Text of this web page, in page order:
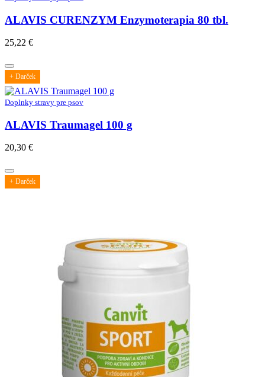
ALAVIS CURENZYM Enzymoterapia 80 tbl.
25,22 €
+ Darček
Doplnky stravy pre psov
ALAVIS Traumagel 100 g
20,30 €
+ Darček